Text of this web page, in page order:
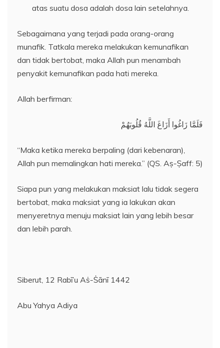
atas suatu dosa adalah dosa lain setelahnya.
Sebagaimana yang terjadi pada orang-orang
munafik. Tatkala mereka melakukan kemunafikan
dan tidak bertobat, maka Allah pun menambah
penyakit kemunafikan pada hati mereka.
Allah berfirman:
فَلَمَّا زَاغُوا أَزَاغَ اللَّهُ قُلُوبَهُمْ
“Maka ketika mereka berpaling (dari kebenaran),
Allah pun memalingkan hati mereka.” (QS. Aṣ-Ṣaff: 5)
Siapa pun yang melakukan maksiat lalu tidak segera
bertobat, maka maksiat yang ia lakukan akan
menyeretnya menuju maksiat lain yang lebih besar
dan lebih parah.
Siberut, 12 Rabī’u Aṡ-Ṡānī 1442
Abu Yahya Adiya